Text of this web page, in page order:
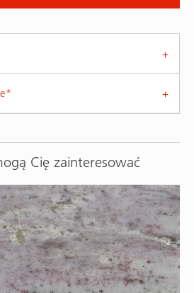
Cię zainteresować